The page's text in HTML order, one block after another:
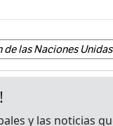
de las Naciones Unidas